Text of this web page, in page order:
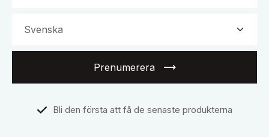
Prenumerera
Bli den första att få de senaste produkterna